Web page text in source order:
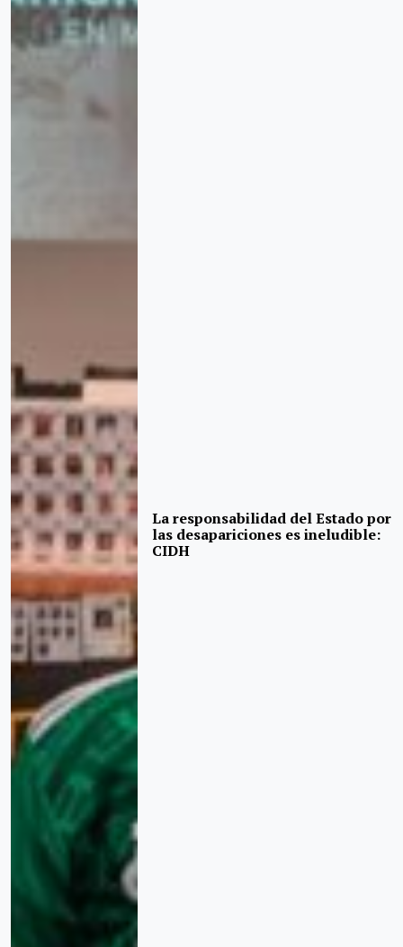
La responsabilidad del Estado por
las desapariciones es ineludible:
CIDH